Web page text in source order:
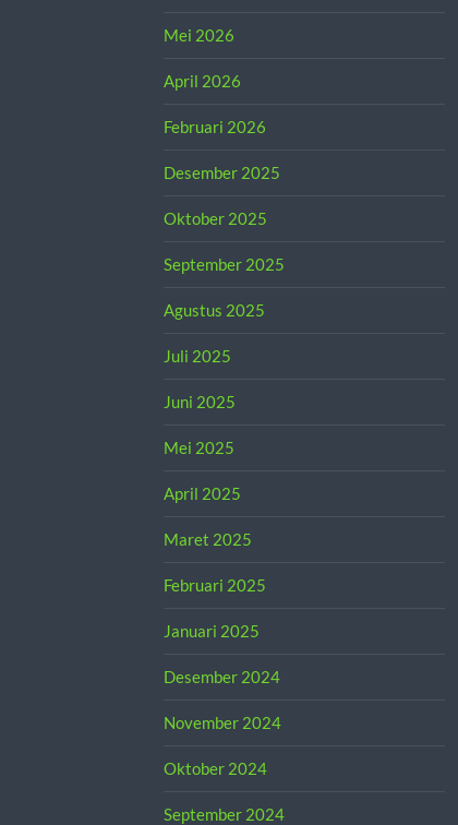
Mei 2026
April 2026
Februari 2026
Desember 2025
Oktober 2025
September 2025
Agustus 2025
Juli 2025
Juni 2025
Mei 2025
April 2025
Maret 2025
Februari 2025
Januari 2025
Desember 2024
November 2024
Oktober 2024
September 2024